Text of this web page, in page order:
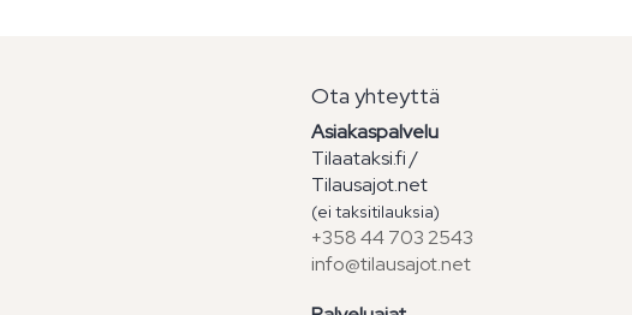
Ota yhteyttä
Asiakaspalvelu
Tilaataksi.fi /
Tilausajot.net
(ei taksitilauksia)
+358 44 703 2543
info@tilausajot.net